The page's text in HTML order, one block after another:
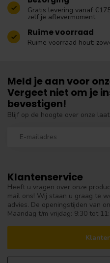
Gratis levering vanaf
zelf je aflevermoment.
Ruime voorraad
Ruime voorraad hout:
Klantenservice
Heeft u vragen over onze
mail ons! Wij staan u graag te
advies. De openingstijden van
Maandag t/m vrijdag: 9:30 tot
Meld je aan voor
Vergeet niet om je
bevestigen!
Blijf op de hoogte over onze